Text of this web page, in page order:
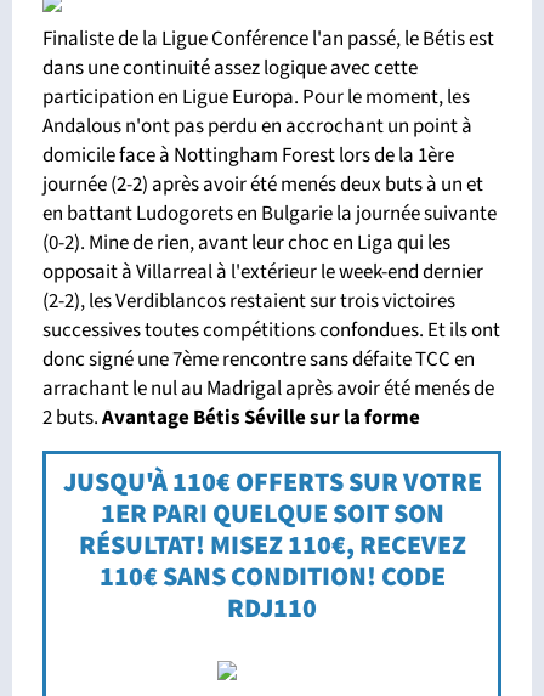
Finaliste de la Ligue Conférence l'an passé, le Bétis est
dans une continuité assez logique avec cette
participation en Ligue Europa. Pour le moment, les
Andalous n'ont pas perdu en accrochant un point à
domicile face à Nottingham Forest lors de la 1ère
journée (2-2) après avoir été menés deux buts à un et
en battant Ludogorets en Bulgarie la journée suivante
(0-2). Mine de rien, avant leur choc en Liga qui les
opposait à Villarreal à l'extérieur le week-end dernier
(2-2), les Verdiblancos restaient sur trois victoires
successives toutes compétitions confondues. Et ils ont
donc signé une 7ème rencontre sans défaite TCC en
arrachant le nul au Madrigal après avoir été menés de
2 buts.Avantage Bétis Séville sur la forme
JUSQU'À 110€ OFFERTS SUR VOTRE
1ER PARI QUELQUE SOIT SON
RÉSULTAT! MISEZ 110€, RECEVEZ
110€ SANS CONDITION! CODE
RDJ110